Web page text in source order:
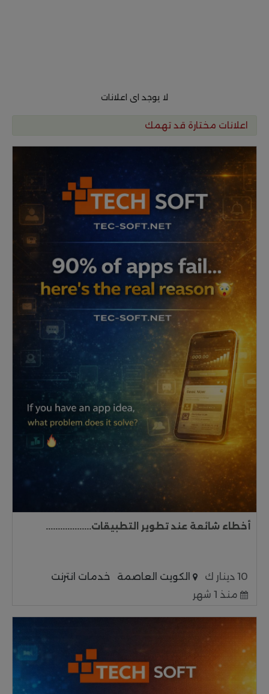
لا يوجد اى اعلانات
اعلانات مختارة قد تهمك
أخطاء شائعة عند تطوير التطبيقات...................
10 دينار ك الكويت العاصمة
خدمات انترنت
منذ 1 شهر